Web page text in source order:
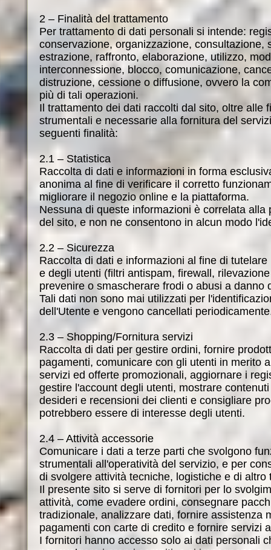
2 – Finalità del trattamento
Per trattamento di dati personali si intende:
conservazione, organizzazione, consultazione,
estrazione, raffronto, elaborazione, utilizzo,
interconnessione, blocco, comunicazione,
distruzione, cessione o diffusione, ovvero la
più di tali operazioni.
Il trattamento dei dati raccolti dal sito, oltre alle
strumentali e necessarie alla fornitura del
seguenti finalità:
2.1 – Statistica
Raccolta di dati e informazioni in forma
anonima al fine di verificare il corretto
migliorare il negozio online e la piattaforma.
Nessuna di queste informazioni è correlata alla
del sito, e non ne consentono in alcun modo
2.2 – Sicurezza
Raccolta di dati e informazioni al fine di
e degli utenti (filtri antispam, firewall,
prevenire o smascherare frodi o abusi a danno
Tali dati non sono mai utilizzati per
dell'Utente e vengono cancellati
2.3 – Shopping/Fornitura servizi
Raccolta di dati per gestire ordini, fornire
pagamenti, comunicare con gli utenti in merito
servizi ed offerte promozionali, aggiornare i
gestire l'account degli utenti, mostrare
desideri e recensioni dei clienti e consigliare
potrebbero essere di interesse degli utenti.
2.4 – Attività accessorie
Comunicare i dati a terze parti che svolgono
strumentali all'operatività del servizio, e per
di svolgere attività tecniche, logistiche e di altro
Il presente sito si serve di fornitori per lo
attività, come evadere ordini, consegnare
tradizionale, analizzare dati, fornire assistenza
pagamenti con carte di credito e fornire servizi
I fornitori hanno accesso solo ai dati personali